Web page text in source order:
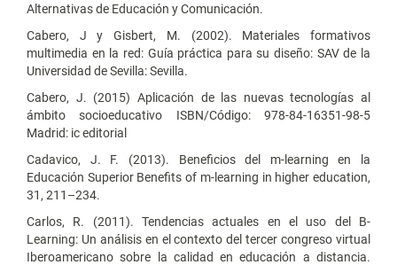
Alternativas de Educación y Comunicación.
Cabero, J y Gisbert, M. (2002). Materiales formativos
multimedia en la red: Guía práctica para su diseño: SAV de la
Universidad de Sevilla: Sevilla.
Cabero, J. (2015) Aplicación de las nuevas tecnologías al
ámbito socioeducativo ISBN/Código: 978-84-16351-98-5
Madrid: ic editorial
Cadavico, J. F. (2013). Beneficios del m-learning en la
Educación Superior Benefits of m-learning in higher education,
31, 211–234.
Carlos, R. (2011). Tendencias actuales en el uso del B-
Learning: Un análisis en el contexto del tercer congreso virtual
Iberoamericano sobre la calidad en educación a distancia.